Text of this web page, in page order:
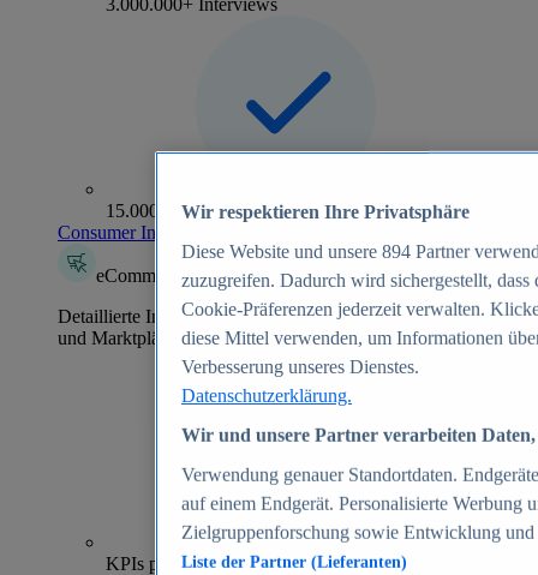
15.000+ Marken
Consumer Insights entdecken
eCommerce Insights
Detaillierte Informationen zu mehr als 39.000 Online-Shops
und Marktplätzen
70+
KPIs pro Shop
Wir respektieren Ihre Privatsphäre
Diese Website und unsere 894 Partner
zuzugreifen. Dadurch wird sichergestellt,
Cookie-Präferenzen jederzeit verwalten.
diese Mittel verwenden, um Informationen
Verbesserung unseres Dienstes.
Datenschutzerklärung.
Wir und unsere Partner verarbeiten
Verwendung genauer Standortdaten.
auf einem Endgerät. Personalisierte Werbung
Zielgruppenforschung sowie Entwicklung
Liste der Partner (Lieferanten)